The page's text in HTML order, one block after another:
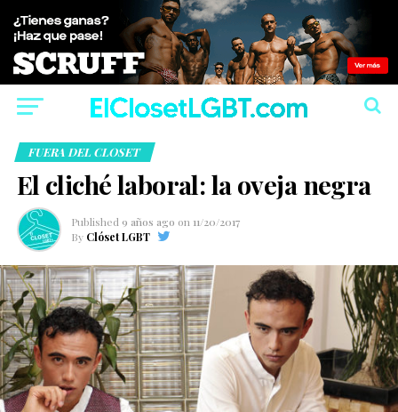
FUERA DEL CLOSET
El cliché laboral: la oveja negra
Published 9 años ago on 11/20/2017
By Clóset LGBT